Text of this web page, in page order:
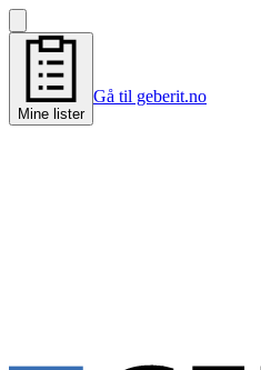
Mine lister
Gå til geberit.no